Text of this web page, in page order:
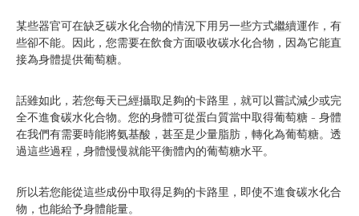
某些器官可在缺乏碳水化合物的情況下用另一些方式繼續運作，有
些卻不能。因此，您需要在飲食方面吸收碳水化合物，因為它能直
接為身體提供葡萄糖。
話雖如此，若您每天已經攝取足夠的卡路里，就可以嘗試減少或完
全不進食碳水化合物。您的身體可從蛋白質當中取得葡萄糖 – 身體
在我們有需要時能將氨基酸，甚至是少量脂肪，轉化為葡萄糖。透
過這些過程，身體慢慢就能平衡體內的葡萄糖水平。
所以若您能從這些成份中取得足夠的卡路里，即使不進食碳水化合
物，也能給予身體能量。